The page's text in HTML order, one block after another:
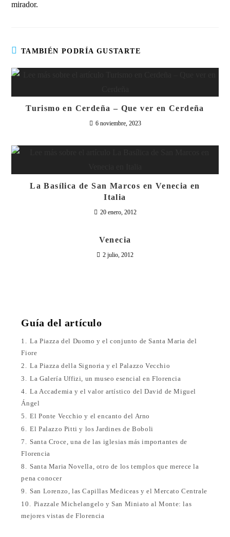
mirador.
TAMBIÉN PODRÍA GUSTARTE
Turismo en Cerdeña – Que ver en Cerdeña
6 noviembre, 2023
La Basílica de San Marcos en Venecia en
Italia
20 enero, 2012
Venecia
2 julio, 2012
Guía del artículo
1. La Piazza del Duomo y el conjunto de Santa Maria del
Fiore
2. La Piazza della Signoria y el Palazzo Vecchio
3. La Galería Uffizi, un museo esencial en Florencia
4. La Accademia y el valor artístico del David de Miguel
Ángel
5. El Ponte Vecchio y el encanto del Arno
6. El Palazzo Pitti y los Jardines de Boboli
7. Santa Croce, una de las iglesias más importantes de
Florencia
8. Santa Maria Novella, otro de los templos que merece la
pena conocer
9. San Lorenzo, las Capillas Mediceas y el Mercato Centrale
10. Piazzale Michelangelo y San Miniato al Monte: las
mejores vistas de Florencia